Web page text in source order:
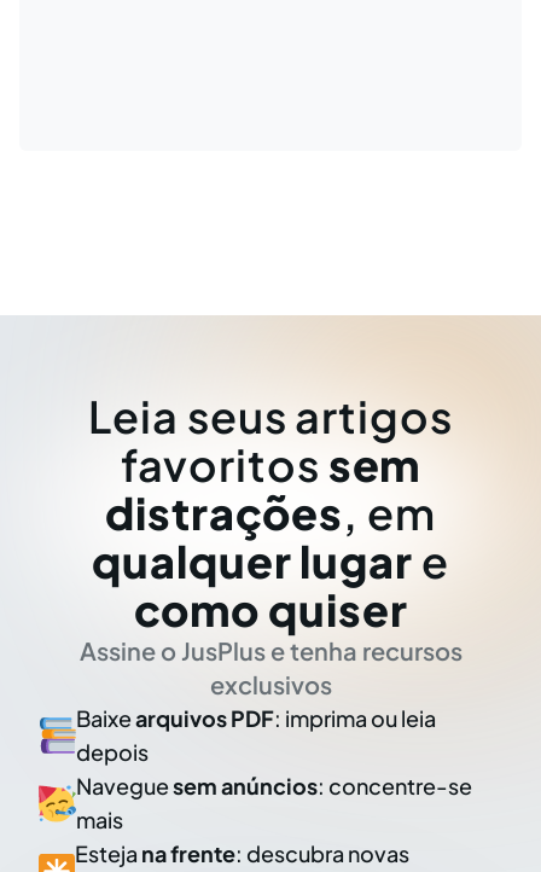
Leia seus artigos
favoritos sem
distrações, em
qualquer lugar e
como quiser
Assine o JusPlus e tenha recursos
exclusivos
Baixearquivos PDF: imprima ou leia
depois
Naveguesem anúncios: concentre-se
mais
Esteja na frente: descubra novas